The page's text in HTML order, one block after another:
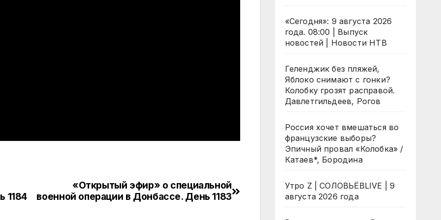
«Открытый эфир» о специальной
военной операции в Донбассе. День 1183
1184
«Сегодня»: 9 августа 2026
года. 08:00 | Выпуск
новостей | Новости НТВ
Геленджик без пляжей,
Яблоко снимают с гонки?
Колобку грозят расправой.
Давлетгильдеев, Рогов
Россия хочет вмешаться во
французские выборы?
Эпичный провал «Колобка» /
Катаев*, Бородина
Утро Z | СОЛОВЬЁВLIVE | 9
августа 2026 года